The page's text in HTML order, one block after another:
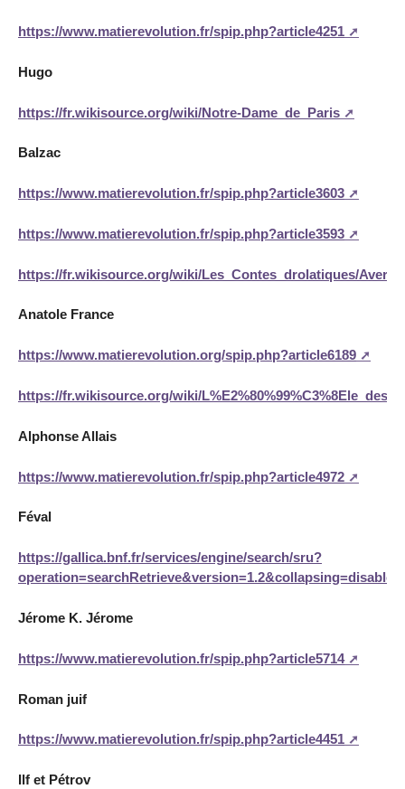
https://www.matierevolution.fr/spip.php?article4251
Hugo
https://fr.wikisource.org/wiki/Notre-Dame_de_Paris
Balzac
https://www.matierevolution.fr/spip.php?article3603
https://www.matierevolution.fr/spip.php?article3593
https://fr.wikisource.org/wiki/Les_Contes_drolatiques/
Anatole France
https://www.matierevolution.org/spip.php?article6189
https://fr.wikisource.org/wiki/
Alphonse Allais
https://www.matierevolution.fr/spip.php?article4972
Féval
https://gallica.bnf.fr/services/engine/search/sru?
Jérome K. Jérome
https://www.matierevolution.fr/spip.php?article5714
Roman juif
https://www.matierevolution.fr/spip.php?article4451
Ilf et Pétrov